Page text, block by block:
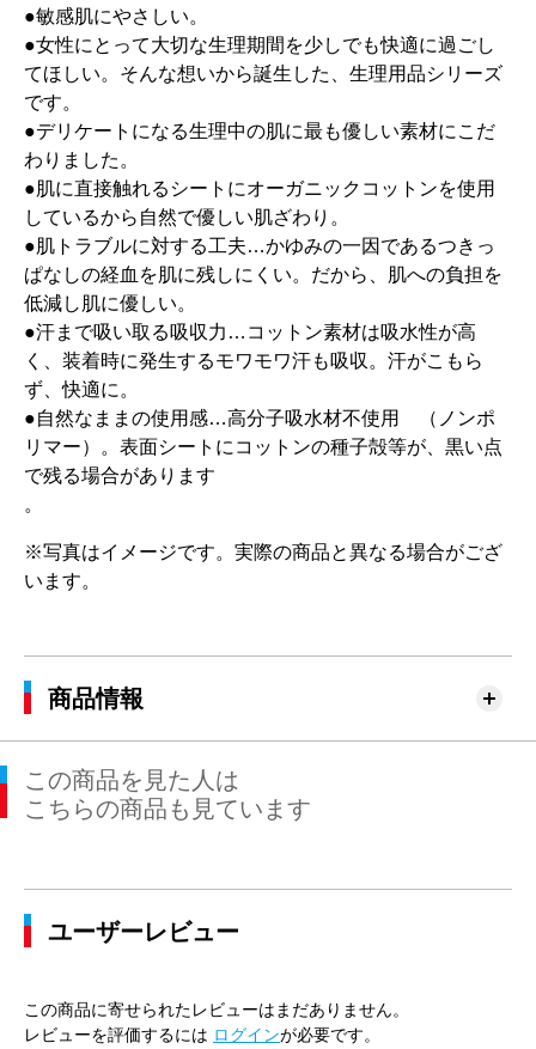
●敏感肌にやさしい。
●女性にとって大切な生理期間を少しでも快適に過ごし
てほしい。そんな想いから誕生した、生理用品シリーズ
です。
●デリケートになる生理中の肌に最も優しい素材にこだ
わりました。
●肌に直接触れるシートにオーガニックコットンを使用
しているから自然で優しい肌ざわり。
●肌トラブルに対する工夫…かゆみの一因であるつきっ
ぱなしの経血を肌に残しにくい。だから、肌への負担を
低減し肌に優しい。
●汗まで吸い取る吸収力…コットン素材は吸水性が高
く、装着時に発生するモワモワ汗も吸収。汗がこもら
ず、快適に。
●自然なままの使用感…高分子吸水材不使用 （ノンポ
リマー）。表面シートにコットンの種子殻等が、黒い点
で残る場合があります
。
※写真はイメージです。実際の商品と異なる場合がござ
います。
商品情報
この商品を見た人は
こちらの商品も見ています
ユーザーレビュー
この商品に寄せられたレビューはまだありません。
レビューを評価するには ログインが必要です。